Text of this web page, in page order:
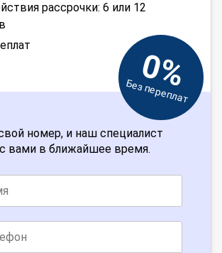
рассрочки: 6 или 12
0%
Без переплат
номер, и наш специалист
вами в ближайшее время.